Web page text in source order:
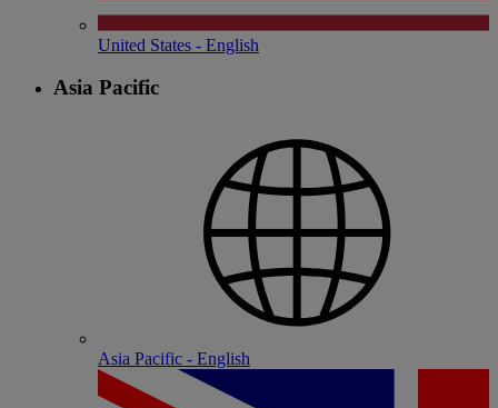
United States - English
Asia Pacific
Asia Pacific - English